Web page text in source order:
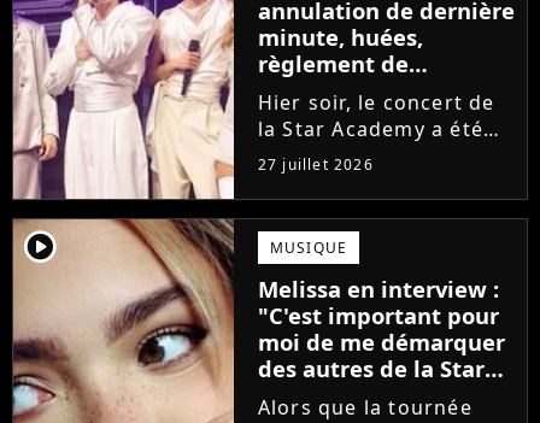
annulation de dernière
minute, huées,
règlement de
comptes... Que s'est-il
passé au concert de
Bayonne hier soir ?
Hier soir, le concert de
la Star Academy a été
mouvementé. Quelques
minutes avant le show,
trois élèves ont
annoncé ne pas vouloir
monter sur scène pour
des raisons politiques.
Leur...
27 juillet 2026
player2 MUSIQUE
Melissa en interview :
"C'est important pour
moi de me démarquer
des autres de la Star
Academy"
Alors que la tournée